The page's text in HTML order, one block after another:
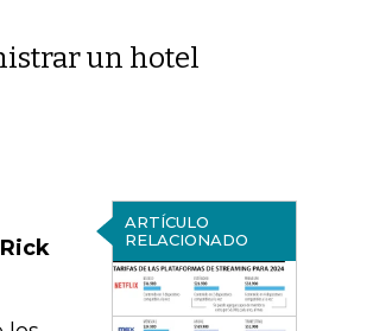
un hotel
ARTÍCULO
RELACIONADO